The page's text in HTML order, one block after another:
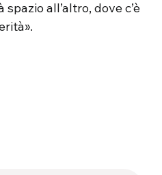
all’altro, dove c’è